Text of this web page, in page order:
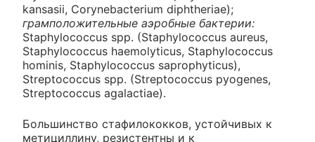
kansasii, Corynebacterium diphtheriae);
грамположительные аэробные бактерии:
Staphylococcus spp. (Staphylococcus aureus,
Staphylococcus haemolyticus, Staphylococcus
hominis, Staphylococcus saprophyticus),
Streptococcus spp. (Streptococcus pyogenes,
Streptococcus agalactiae).
Большинство стафилококков, устойчивых к
метициллину, резистентны и к